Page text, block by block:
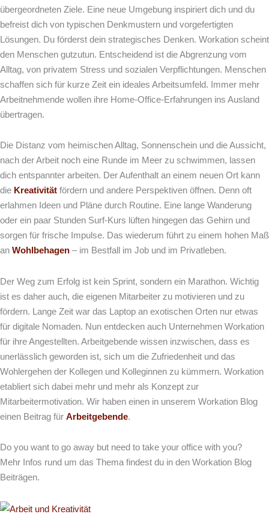
übergeordneten Ziele. Eine neue Umgebung inspiriert dich und du
befreist dich von typischen Denkmustern und vorgefertigten
Lösungen. Du förderst dein strategisches Denken. Workation scheint
den Menschen gutzutun. Entscheidend ist die Abgrenzung vom
Alltag, von privatem Stress und sozialen Verpflichtungen. Menschen
schaffen sich für kurze Zeit ein ideales Arbeitsumfeld. Immer mehr
Arbeitnehmende wollen ihre Home-Office-Erfahrungen ins Ausland
übertragen.
Die Distanz vom heimischen Alltag, Sonnenschein und die Aussicht,
nach der Arbeit noch eine Runde im Meer zu schwimmen, lassen
dich entspannter arbeiten. Der Aufenthalt an einem neuen Ort kann
die Kreativität fördern und andere Perspektiven öffnen. Denn oft
erlahmen Ideen und Pläne durch Routine. Eine lange Wanderung
oder ein paar Stunden Surf-Kurs lüften hingegen das Gehirn und
sorgen für frische Impulse. Das wiederum führt zu einem hohen Maß
an Wohlbehagen – im Bestfall im Job und im Privatleben.
Der Weg zum Erfolg ist kein Sprint, sondern ein Marathon. Wichtig
ist es daher auch, die eigenen Mitarbeiter zu motivieren und zu
fördern. Lange Zeit war das Laptop an exotischen Orten nur etwas
für digitale Nomaden. Nun entdecken auch Unternehmen Workation
für ihre Angestellten. Arbeitgebende wissen inzwischen, dass es
unerlässlich geworden ist, sich um die Zufriedenheit und das
Wohlergehen der Kollegen und Kolleginnen zu kümmern. Workation
etabliert sich dabei mehr und mehr als Konzept zur
Mitarbeitermotivation. Wir haben einen in unserem Workation Blog
einen Beitrag für Arbeitgebende.
Do you want to go away but need to take your office with you?
Mehr Infos rund um das Thema findest du in den Workation Blog
Beiträgen.